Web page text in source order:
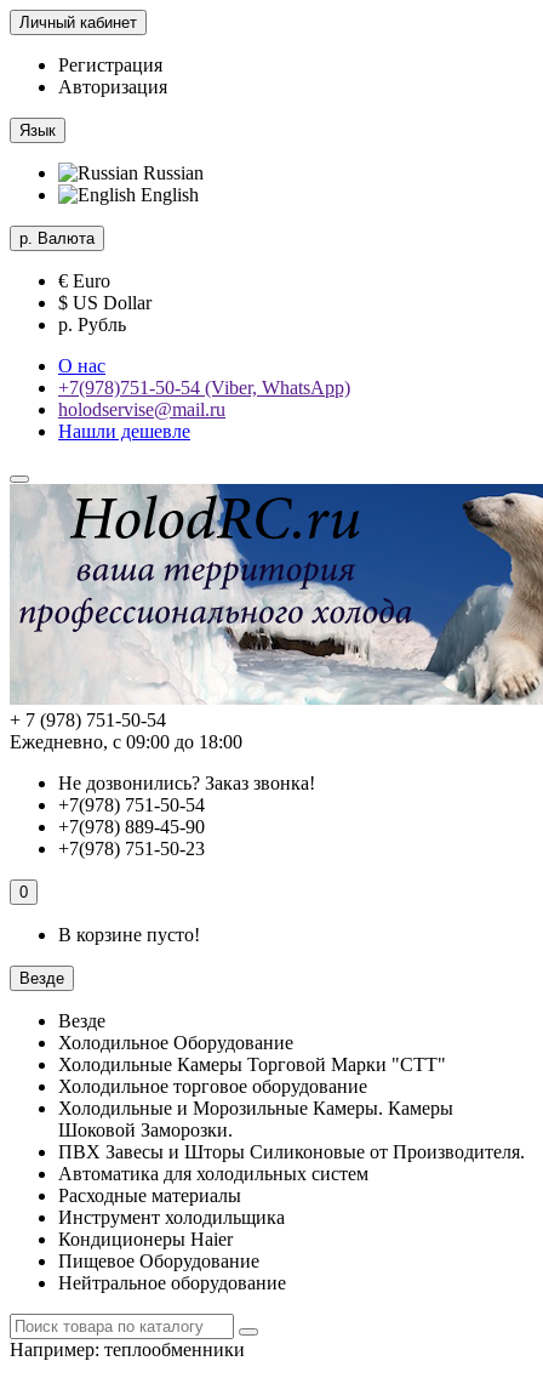
Личный кабинет
Регистрация
Авторизация
Язык
Russian
English
р. Валюта
€ Euro
$ US Dollar
р. Рубль
О нас
+7(978)751-50-54 (Viber, WhatsApp)
holodservise@mail.ru
Нашли дешевле
+ 7 (978) 751-50-54
Ежедневно, с 09:00 до 18:00
Не дозвонились? Заказ звонка!
+7(978) 751-50-54
+7(978) 889-45-90
+7(978) 751-50-23
0
В корзине пусто!
Везде
Везде
Холодильное Оборудование
Холодильные Камеры Торговой Марки "СТТ"
Холодильное торговое оборудование
Холодильные и Морозильные Камеры. Камеры
Шоковой Заморозки.
ПВХ Завесы и Шторы Силиконовые от Производителя.
Автоматика для холодильных систем
Расходные материалы
Инструмент холодильщика
Кондиционеры Haier
Пищевое Оборудование
Нейтральное оборудование
Например: теплообменники